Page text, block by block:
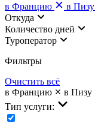
в Францию
в Пизу
Откуда
Количество дней
Туроператор
Фильтры
Очистить всё
в Францию
в Пизу
Тип услуги: